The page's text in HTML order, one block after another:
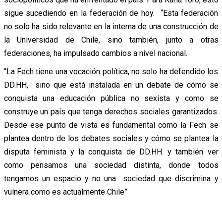
sigue sucediendo en la federación de hoy. “Esta federación
no solo ha sido relevante en la interna de una construcción de
la Universidad de Chile, sino también, junto a otras
federaciones, ha impulsado cambios a nivel nacional.
“La Fech tiene una vocación política, no solo ha defendido los
DD.HH, sino que está instalada en un debate de cómo se
conquista una educación pública no sexista y como se
construye un país que tenga derechos sociales garantizados.
Desde ese punto de vista es fundamental como la Fech se
plantea dentro de los debates sociales y cómo se plantea la
disputa feminista y la conquista de DD.HH. y también ver
como pensamos una sociedad distinta, donde todos
tengamos un espacio y no una sociedad que discrimina y
vulnera como es actualmente Chile”